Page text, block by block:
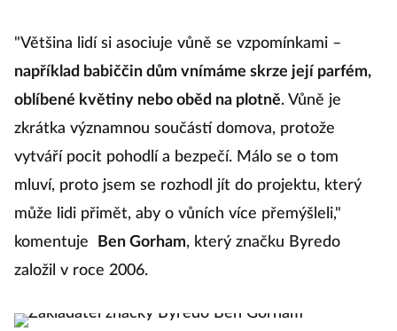
"Většina lidí si asociuje vůně se vzpomínkami –
například babiččin dům vnímáme skrze její parfém,
oblíbené květiny nebo oběd na plotně. Vůně je
zkrátka významnou součástí domova, protože
vytváří pocit pohodlí a bezpečí. Málo se o tom
mluví, proto jsem se rozhodl jít do projektu, který
může lidi přimět, aby o vůních více přemýšleli,"
komentuje
Ben Gorham, který značku Byredo
založil v roce 2006.